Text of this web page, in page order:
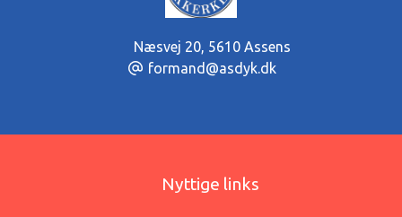
Næsvej 20, 5610 Assens
formand@asdyk.dk
Nyttige links